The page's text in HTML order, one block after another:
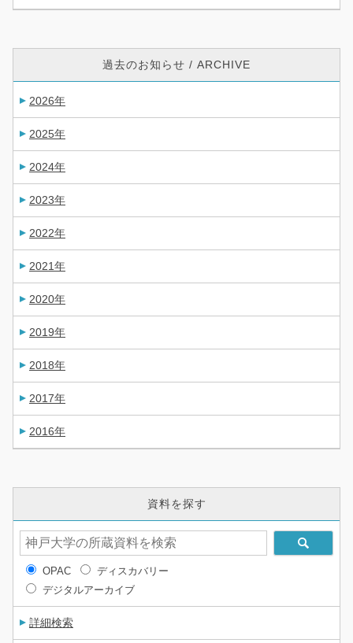
過去のお知らせ / ARCHIVE
2026年
2025年
2024年
2023年
2022年
2021年
2020年
2019年
2018年
2017年
2016年
資料を探す
OPAC
ディスカバリー
デジタルアーカイブ
詳細検索